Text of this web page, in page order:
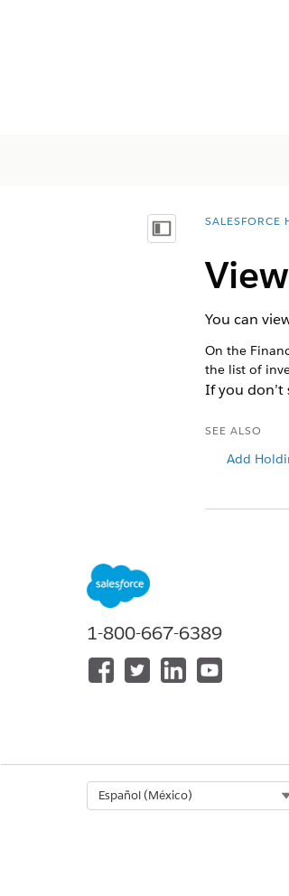
Mostrar índice de
You are
SALESFORCE
You can
On the
the list of
If you don’t
SEE ALSO
Add
1-800-667-6389
Español (México)